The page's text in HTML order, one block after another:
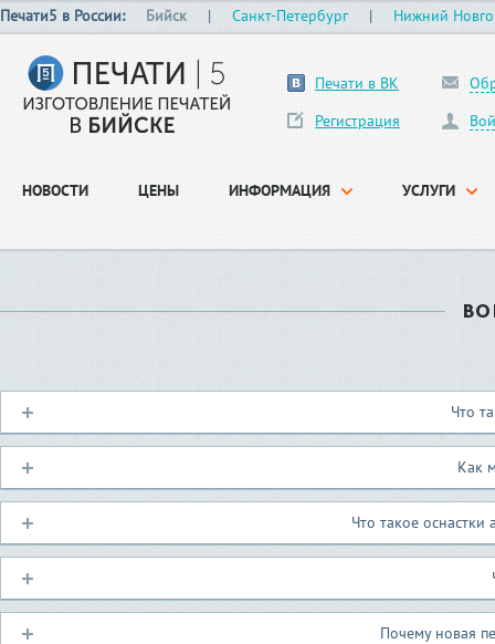
Печати5 в России: Бийск | Санкт-Петербург | Нижний
Печати в ВК
Регистрация
НОВОСТИ ЦЕНЫ ИНФОРМАЦИЯ УСЛУГИ
Что
Как
Что такое оснастки
Почему новая